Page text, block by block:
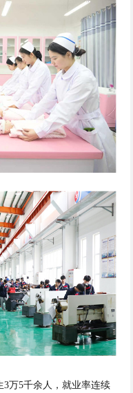
3万5千余人，就业率连续